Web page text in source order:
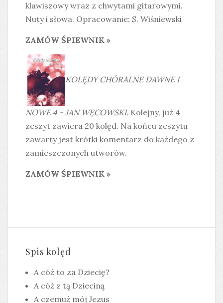
klawiszowy wraz z chwytami gitarowymi.
Nuty i słowa. Opracowanie: S. Wiśniewski
ZAMÓW ŚPIEWNIK »
KOLĘDY CHÓRALNE DAWNE I
NOWE 4 - JAN WĘCOWSKI. Kolejny, już 4
zeszyt zawiera 20 kolęd. Na końcu zeszytu
zawarty jest krótki komentarz do każdego z
zamieszczonych utworów.
ZAMÓW ŚPIEWNIK »
Spis kolęd
A cóż to za Dziecię?
A cóż z tą Dzieciną
A czemuż mój Jezus